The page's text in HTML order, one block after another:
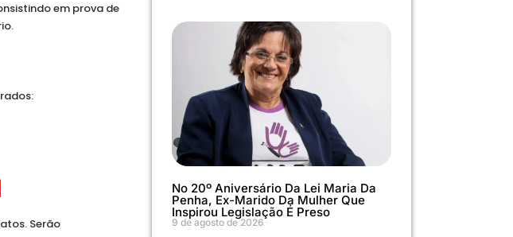
em prova de
Serão
No 20º Aniversário Da Lei Maria Da
Penha, Ex-Marido Da Mulher Que
Inspirou Legislação É Preso
9 de agosto de 2026